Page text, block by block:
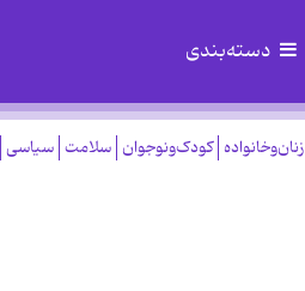
دسته‌بندی
زنان‌وخانواده کودک‌ونوجوان سلامت سیاسی